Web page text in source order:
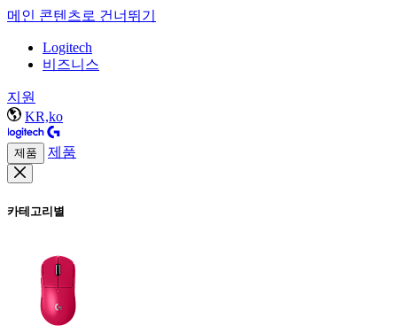
메인 콘텐츠로 건너뛰기
Logitech
비즈니스
지원
KR,ko
제품 제품
카테고리별